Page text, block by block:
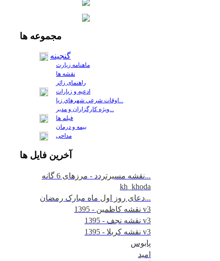
مجموعه ها
گنجینه
ماهنامه زیارت
نقشه ها
راهنمای زائر
ادعیه و زیارات
فيلم ها
بیمه و درمان
مداحی
آخرين فايل ها
نقشه مسیرتردد - مرزهای 6 گانه...
kh_khoda
دعای روز اول ماه مبارک رمضان...
نقشه کاظمین - 1395 v3
نقشه نجف - 1395 v3
نقشه کربلا - 1395 v3
پابوس
امید